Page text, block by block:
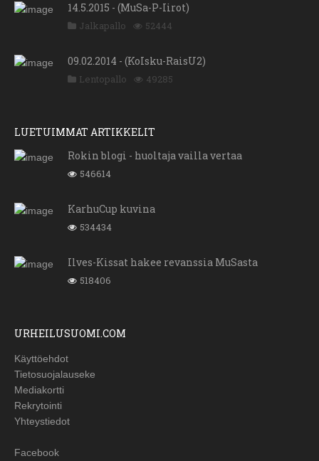
14.5.2015 - (MuSa-P-Iirot)
Jalkapallo 52444
09.02.2014 - (KoIsku-RaisU2)
Lentopallo 49285
LUETUIMMAT ARTIKKELIT
Rokin blogi - huoltaja vailla vertaa
546614
KarhuCup kuvina
534434
Ilves-Kissat hakee revanssia MuSasta
518406
URHEILUSUOMI.COM
Käyttöehdot
Tietosuojalauseke
Mediakortti
Rekrytointi
Yhteystiedot
Facebook